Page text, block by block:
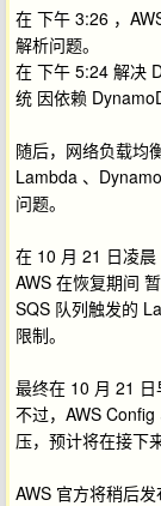
在 下午 3:26 ，
解析问题。
在 下午 5:24 解决
统 因依赖
随后，网络负载均
Lambda 、
问题。
在 10 月 21 日凌晨
AWS 在恢复期间
SQS 队列触发的
限制。
最终在 10 月 21 日
不过，AWS
压，预计将在接下
AWS 官方将稍后发